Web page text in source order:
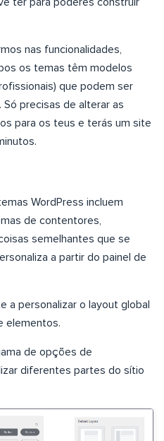
ter para poderes construir
nas funcionalidades,
os temas têm modelos
que podem ser
precisas de alterar as
para os teus e terás um site
WordPress incluem
de contentores,
semelhantes que se
a partir do painel de
a personalizar o layout global
elementos.
de opções de
diferentes partes do sítio